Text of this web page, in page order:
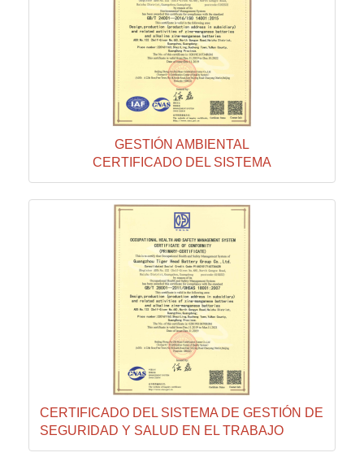
GESTIÓN AMBIENTAL
CERTIFICADO DEL SISTEMA
CERTIFICADO DEL SISTEMA DE GESTIÓN DE
SEGURIDAD Y SALUD EN EL TRABAJO